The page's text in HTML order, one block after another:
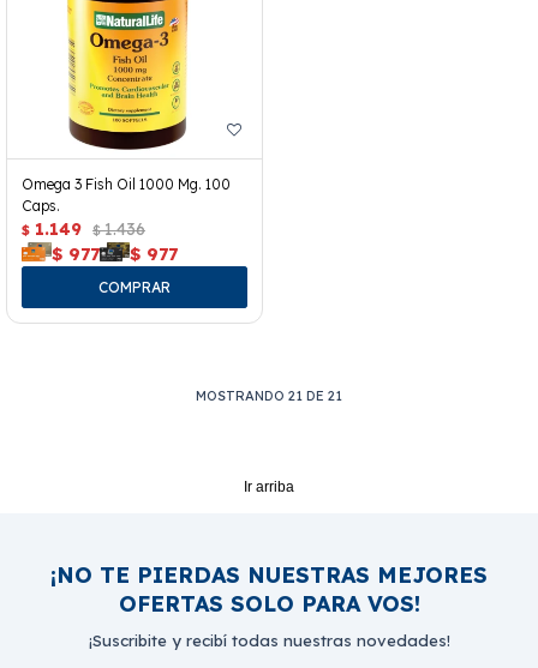
Omega 3 Fish Oil 1000 Mg. 100
Caps.
$ 1.149 $ 1.436
$ 977 $ 977
MOSTRANDO 21 DE 21
Ir arriba
¡NO TE PIERDAS NUESTRAS MEJORES
OFERTAS SOLO PARA VOS!
¡Suscribite y recibí todas nuestras novedades!